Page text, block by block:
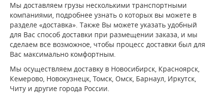
Мы доставляем грузы несколькими транспортными
компаниями, подробнее узнать о которых вы можете в
разделе «доставка». Также Вы можете указать удобный
для Вас способ доставки при размещении заказа, и мы
сделаем все возможное, чтобы процесс доставки был для
Вас максимально комфортным.
Мы осуществляем доставку в Новосибирск, Красноярск,
Кемерово, Новокузнецк, Томск, Омск, Барнаул, Иркутск,
Читу и другие города России.